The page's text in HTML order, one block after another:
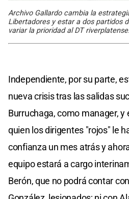
Archivo Gallardo cambia la
Libertadores y estar a dos partidos
variar la prioridad al DT riverplatense.
Independiente, por su parte,
nueva crisis tras las salidas
Burruchaga, como manager, y
quien los dirigentes "rojos" le
confianza un mes atrás y
equipo estará a cargo
Berón, que no podrá contar